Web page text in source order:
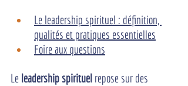
Le leadership spirituel : définition,
qualités et pratiques essentielles
Foire aux questions
Le leadership spirituel repose sur des